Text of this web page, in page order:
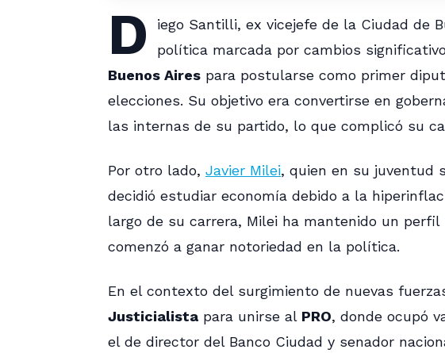
D
iego Santilli, ex vicejefe de la Ciudad de
política marcada por cambios
Buenos Aires para postularse como primer
elecciones. Su objetivo era convertirse en
las internas de su partido, lo que complicó su
Por otro lado, Javier Milei, quien en su juventud
decidió estudiar economía debido a la
largo de su carrera, Milei ha mantenido un
comenzó a ganar notoriedad en la política.
En el contexto del surgimiento de nuevas
Justicialista para unirse al PRO, donde ocupó
el de director del Banco Ciudad y senador